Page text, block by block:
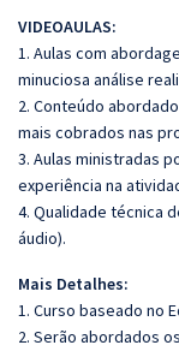
VIDEOAULAS:
1. Aulas com
minuciosa análise
2. Conteúdo
mais cobrados nas
3. Aulas ministradas
experiência na
4. Qualidade técnica
áudio).
Mais Detalhes:
1. Curso baseado no
2. Serão abordados